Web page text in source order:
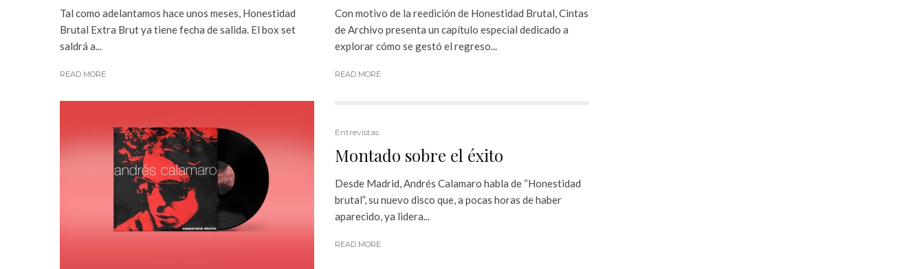
Tal como adelantamos hace unos meses, Honestidad
Brutal Extra Brut ya tiene fecha de salida. El box set
saldrá a...
READ MORE
Con motivo de la reedición de Honestidad Brutal, Cintas
de Archivo presenta un capítulo especial dedicado a
explorar cómo se gestó el regreso...
READ MORE
Entrevistas
Montado sobre el éxito
Desde Madrid, Andrés Calamaro habla de “Honestidad
brutal”, su nuevo disco que, a pocas horas de haber
aparecido, ya lidera...
READ MORE